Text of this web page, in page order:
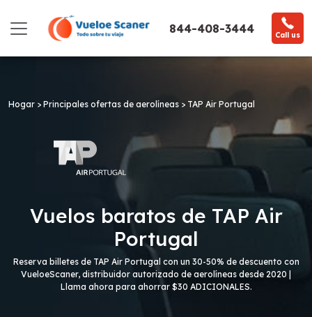
844-408-3444 Call us
Hogar > Principales ofertas de aerolíneas > TAP Air Portugal
Vuelos baratos de TAP Air
Portugal
Reserva billetes de TAP Air Portugal con un 30-50% de descuento con
VueloeScaner, distribuidor autorizado de aerolíneas desde 2020 |
Llama ahora para ahorrar $30 ADICIONALES.